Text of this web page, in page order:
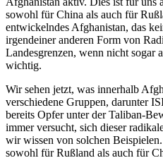
sowohl für China als auch für
entwickelndes Afghanistan, das
irgendeiner anderen Form von
Landesgrenzen, wenn nicht sogar
wichtig.
Wir sehen jetzt, was innerhalb
verschiedene Gruppen, darunter
bereits Opfer unter der Taliban-
immer versucht, sich dieser
wir wissen von solchen
sowohl für Rußland als auch für